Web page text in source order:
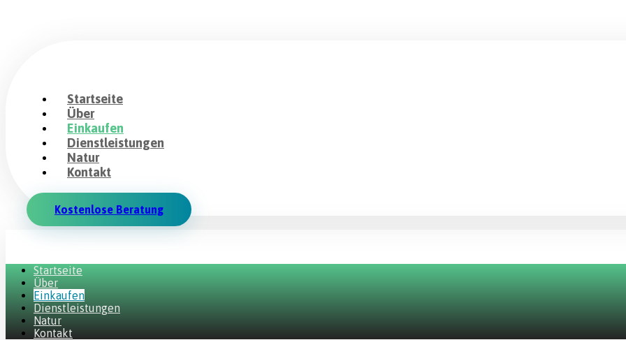
Startseite
Über
Einkaufen
Dienstleistungen
Natur
Kontakt
Kostenlose Beratung
Startseite
Über
Einkaufen
Dienstleistungen
Natur
Kontakt